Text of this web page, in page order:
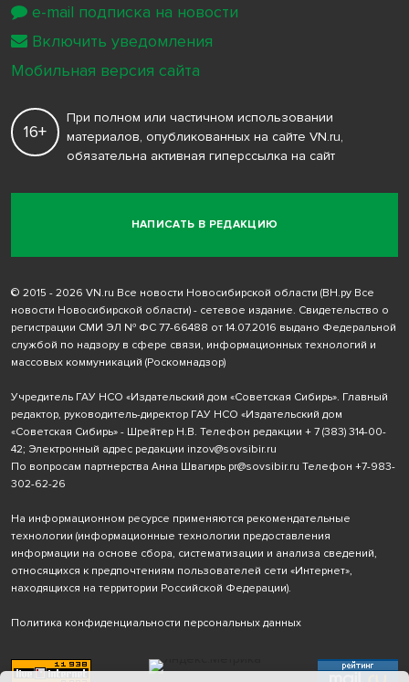
НАПИСАТЬ В РЕДАКЦИЮ
16+
При полном или частичном использовании
материалов, опубликованных на сайте VN.ru,
обязательна активная гиперссылка на сайт
© 2015 - 2026 VN.ru Все новости Новосибирской области (ВН.ру Все
новости Новосибирской области) - сетевое издание. Свидетельство о
регистрации СМИ ЭЛ № ФС 77-66488 от 14.07.2016 выдано Федеральной
службой по надзору в сфере связи, информационных технологий и
массовых коммуникаций (Роскомнадзор)
Учредитель ГАУ НСО «Издательский дом «Советская Сибирь». Главный
редактор, руководитель-директор ГАУ НСО «Издательский дом
«Советская Сибирь» - Шрейтер Н.В. Телефон редакции + 7 (383) 314-00-
42; Электронный адрес редакции inzov@sovsibir.ru
По вопросам партнерства Анна Швагирь pr@sovsibir.ru Телефон +7-983-
302-62-26
На информационном ресурсе применяются рекомендательные
технологии (информационные технологии предоставления
информации на основе сбора, систематизации и анализа сведений,
относящихся к предпочтениям пользователей сети «Интернет»,
находящихся на территории Российской Федерации).
Политика конфиденциальности персональных данных
e-mail подписка на новости
Включить уведомления
Мобильная версия сайта